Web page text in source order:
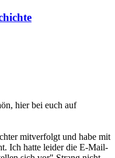
hier bei euch auf
mitverfolgt und habe mit
Ich hatte leider die E-Mail-